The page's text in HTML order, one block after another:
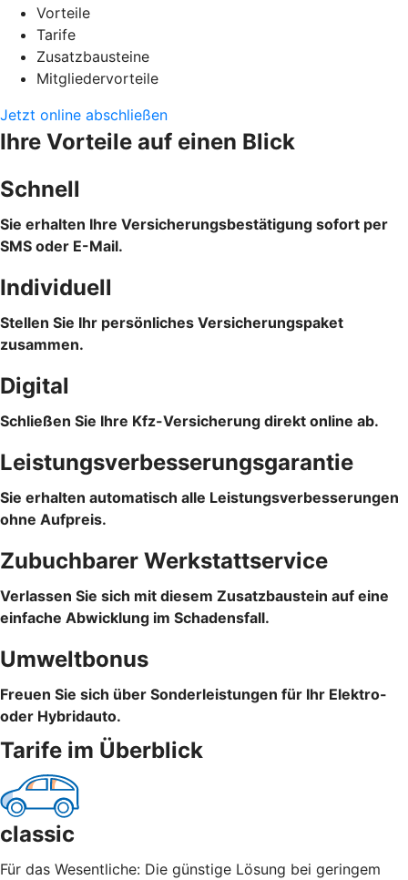
Vorteile
Tarife
Zusatzbausteine
Mitgliedervorteile
Jetzt online abschließen
Ihre Vorteile auf einen Blick
Schnell
Sie erhalten Ihre Versicherungsbestätigung sofort per
SMS oder E-Mail.
Individuell
Stellen Sie Ihr persönliches Versicherungspaket
zusammen.
Digital
Schließen Sie Ihre Kfz-Versicherung direkt online ab.
Leistungsverbesserungsgarantie
Sie erhalten automatisch alle Leistungsverbesserungen
ohne Aufpreis.
Zubuchbarer Werkstattservice
Verlassen Sie sich mit diesem Zusatzbaustein auf eine
einfache Abwicklung im Schadensfall.
Umweltbonus
Freuen Sie sich über Sonderleistungen für Ihr Elektro-
oder Hybridauto.
Tarife im Überblick
classic
Für das Wesentliche: Die günstige Lösung bei geringem